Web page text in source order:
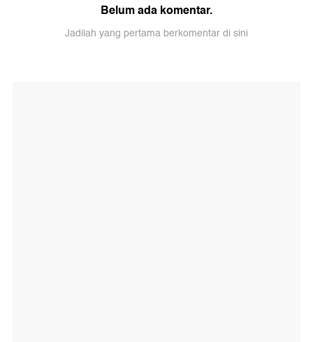
Belum ada komentar.
Jadilah yang pertama berkomentar di sini